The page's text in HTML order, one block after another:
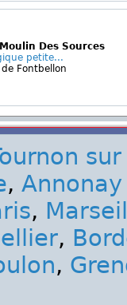
Des Sources
petite...
Fontbellon
, Annonay
,
,
,